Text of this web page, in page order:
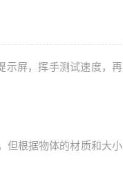
示屏，挥手测试速度，再
但根据物体的材质和大小